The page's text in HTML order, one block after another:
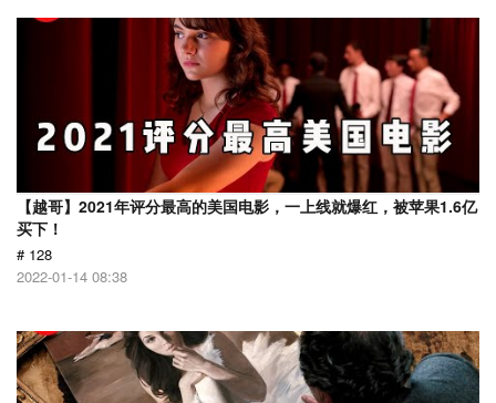
【越哥】2021年评分最高的美国电影，一上线就爆红，被苹果1.6亿
买下！
# 128
2022-01-14 08:38